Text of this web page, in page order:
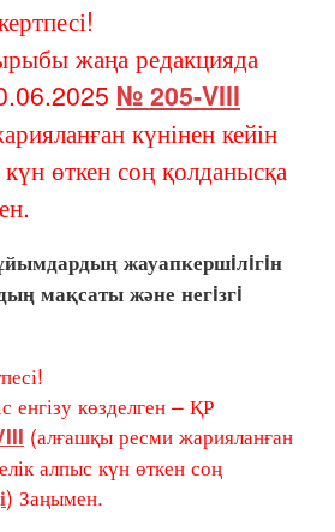
жаңа редакцияда
№ 205-VIII
күнінен кейін
күн өткен соң қолданысқа
жауапкершiлiгiн
мақсаты және негiзгi
көзделген – ҚР
(алғашқы ресми жарияланған
алпыс күн өткен соң
) Заңымен.